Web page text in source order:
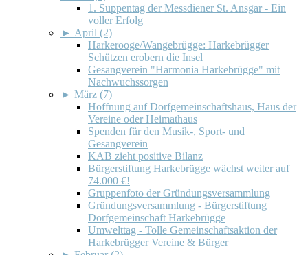
1. Suppentag der Messdiener St. Ansgar - Ein
voller Erfolg
► April (2)
Harkerooge/Wangebrügge: Harkebrügger
Schützen erobern die Insel
Gesangverein "Harmonia Harkebrügge" mit
Nachwuchssorgen
► März (7)
Hoffnung auf Dorfgemeinschaftshaus, Haus der
Vereine oder Heimathaus
Spenden für den Musik-, Sport- und
Gesangverein
KAB zieht positive Bilanz
Bürgerstiftung Harkebrügge wächst weiter auf
74.000 €!
Gruppenfoto der Gründungsversammlung
Gründungsversammlung - Bürgerstiftung
Dorfgemeinschaft Harkebrügge
Umwelttag - Tolle Gemeinschaftsaktion der
Harkebrügger Vereine & Bürger